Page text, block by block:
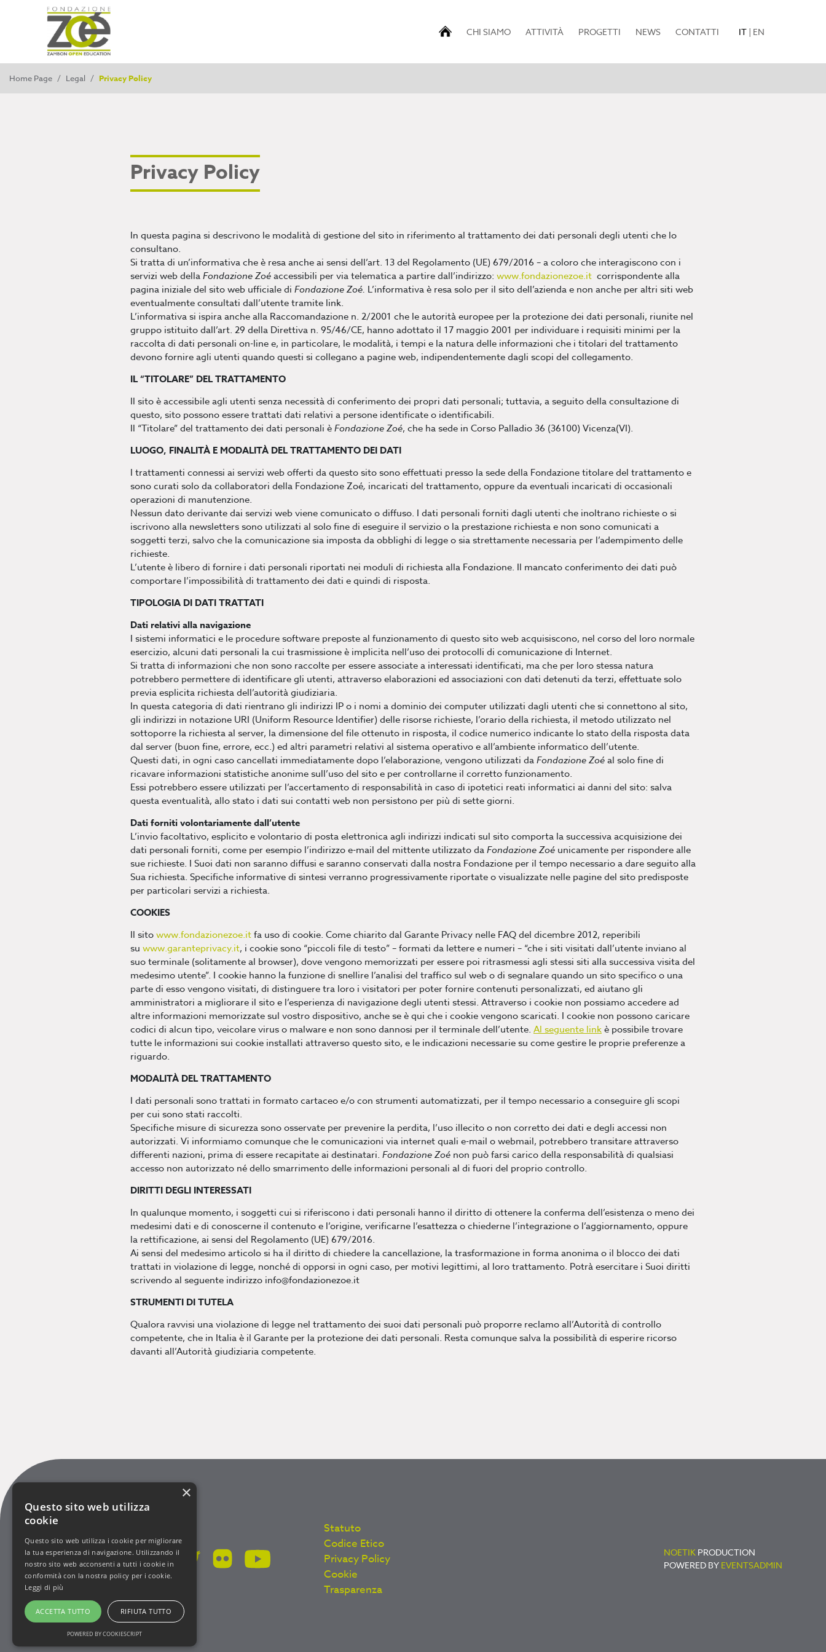
CHI SIAMO ATTIVITÀ PROGETTI NEWS CONTATTI IT | EN
Home Page / Legal / Privacy Policy
Privacy Policy
In questa pagina si descrivono le modalità di gestione del sito in riferimento al trattamento dei dati personali degli utenti che lo
consultano.
Si tratta di un’informativa che è resa anche ai sensi dell’art. 13 del Regolamento (UE) 679/2016 – a coloro che interagiscono con i
servizi web dellaFondazione Zoéaccessibili per via telematica a partire dall’indirizzo: www.fondazionezoe.it corrispondente alla
pagina iniziale del sito web ufficiale di Fondazione Zoé. L’informativa è resa solo per il sito dell’azienda e non anche per altri siti web
eventualmente consultati dall’utente tramite link.
L’informativa si ispira anche alla Raccomandazione n. 2/2001 che le autorità europee per la protezione dei dati personali, riunite nel
gruppo istituito dall’art. 29 della Direttiva n. 95/46/CE, hanno adottato il 17 maggio 2001 per individuare i requisiti minimi per la
raccolta di dati personali on-line e, in particolare, le modalità, i tempi e la natura delle informazioni che i titolari del trattamento
devono fornire agli utenti quando questi si collegano a pagine web, indipendentemente dagli scopi del collegamento.
IL “TITOLARE” DEL TRATTAMENTO
Il sito è accessibile agli utenti senza necessità di conferimento dei propri dati personali; tuttavia, a seguito della consultazione di
questo, sito possono essere trattati dati relativi a persone identificate o identificabili.
Il “Titolare” del trattamento dei dati personali èFondazione Zoé, che ha sede in Corso Palladio 36 (36100) Vicenza(VI).
LUOGO, FINALITÀ E MODALITÀ DEL TRATTAMENTO DEI DATI
I trattamenti connessi ai servizi web offerti da questo sito sono effettuati presso la sede della Fondazione titolare del trattamento e
sono curati solo da collaboratori della Fondazione Zoé, incaricati del trattamento, oppure da eventuali incaricati di occasionali
operazioni di manutenzione.
Nessun dato derivante dai servizi web viene comunicato o diffuso. I dati personali forniti dagli utenti che inoltrano richieste o si
iscrivono alla newsletters sono utilizzati al solo fine di eseguire il servizio o la prestazione richiesta e non sono comunicati a
soggetti terzi, salvo che la comunicazione sia imposta da obblighi di legge o sia strettamente necessaria per l’adempimento delle
richieste.
L’utente è libero di fornire i dati personali riportati nei moduli di richiesta alla Fondazione. Il mancato conferimento dei dati può
comportare l’impossibilità di trattamento dei dati e quindi di risposta.
TIPOLOGIA DI DATI TRATTATI
Dati relativi alla navigazione
I sistemi informatici e le procedure software preposte al funzionamento di questo sito web acquisiscono, nel corso del loro normale
esercizio, alcuni dati personali la cui trasmissione è implicita nell’uso dei protocolli di comunicazione di Internet.
Si tratta di informazioni che non sono raccolte per essere associate a interessati identificati, ma che per loro stessa natura
potrebbero permettere di identificare gli utenti, attraverso elaborazioni ed associazioni con dati detenuti da terzi, effettuate solo
previa esplicita richiesta dell’autorità giudiziaria.
In questa categoria di dati rientrano gli indirizzi IP o i nomi a dominio dei computer utilizzati dagli utenti che si connettono al sito,
gli indirizzi in notazione URI (Uniform Resource Identifier) delle risorse richieste, l’orario della richiesta, il metodo utilizzato nel
sottoporre la richiesta al server, la dimensione del file ottenuto in risposta, il codice numerico indicante lo stato della risposta data
dal server (buon fine, errore, ecc.) ed altri parametri relativi al sistema operativo e all’ambiente informatico dell’utente.
Questi dati, in ogni caso cancellati immediatamente dopo l’elaborazione, vengono utilizzati daFondazione Zoéal solo fine di
ricavare informazioni statistiche anonime sull’uso del sito e per controllarne il corretto funzionamento.
Essi potrebbero essere utilizzati per l’accertamento di responsabilità in caso di ipotetici reati informatici ai danni del sito: salva
questa eventualità, allo stato i dati sui contatti web non persistono per più di sette giorni.
Dati forniti volontariamente dall’utente
L’invio facoltativo, esplicito e volontario di posta elettronica agli indirizzi indicati sul sito comporta la successiva acquisizione dei
dati personali forniti, come per esempio l’indirizzo e-mail del mittente utilizzato daFondazione Zoé unicamente per rispondere alle
sue richieste. I Suoi dati non saranno diffusi e saranno conservati dalla nostra Fondazione per il tempo necessario a dare seguito alla
Sua richiesta. Specifiche informative di sintesi verranno progressivamente riportate o visualizzate nelle pagine del sito predisposte
per particolari servizi a richiesta.
COOKIES
Il sitowww.fondazionezoe.itfa uso di cookie. Come chiarito dal Garante Privacy nelle FAQ del dicembre 2012, reperibili
su www.garanteprivacy.it, i cookie sono “piccoli file di testo” – formati da lettere e numeri – “che i siti visitati dall’utente inviano al
suo terminale (solitamente al browser), dove vengono memorizzati per essere poi ritrasmessi agli stessi siti alla successiva visita del
medesimo utente”. I cookie hanno la funzione di snellire l’analisi del traffico sul web o di segnalare quando un sito specifico o una
parte di esso vengono visitati, di distinguere tra loro i visitatori per poter fornire contenuti personalizzati, ed aiutano gli
amministratori a migliorare il sito e l’esperienza di navigazione degli utenti stessi. Attraverso i cookie non possiamo accedere ad
altre informazioni memorizzate sul vostro dispositivo, anche se è qui che i cookie vengono scaricati. I cookie non possono caricare
codici di alcun tipo, veicolare virus o malware e non sono dannosi per il terminale dell’utente. Al seguente linkè possibile trovare
tutte le informazioni sui cookie installati attraverso questo sito, e le indicazioni necessarie su come gestire le proprie preferenze a
riguardo.
MODALITÀ DEL TRATTAMENTO
I dati personali sono trattati in formato cartaceo e/o con strumenti automatizzati, per il tempo necessario a conseguire gli scopi
per cui sono stati raccolti.
Specifiche misure di sicurezza sono osservate per prevenire la perdita, l’uso illecito o non corretto dei dati e degli accessi non
autorizzati. Vi informiamo comunque che le comunicazioni via internet quali e-mail o webmail, potrebbero transitare attraverso
differenti nazioni, prima di essere recapitate ai destinatari. Fondazione Zoé non può farsi carico della responsabilità di qualsiasi
accesso non autorizzato né dello smarrimento delle informazioni personali al di fuori del proprio controllo.
DIRITTI DEGLI INTERESSATI
In qualunque momento, i soggetti cui si riferiscono i dati personali hanno il diritto di ottenere la conferma dell’esistenza o meno dei
medesimi dati e di conoscerne il contenuto e l’origine, verificarne l’esattezza o chiederne l’integrazione o l’aggiornamento, oppure
la rettificazione, ai sensi del Regolamento (UE) 679/2016.
Ai sensi del medesimo articolo si ha il diritto di chiedere la cancellazione, la trasformazione in forma anonima o il blocco dei dati
trattati in violazione di legge, nonché di opporsi in ogni caso, per motivi legittimi, al loro trattamento. Potrà esercitare i Suoi diritti
scrivendo al seguente indirizzo info@fondazionezoe.it
STRUMENTI DI TUTELA
Qualora ravvisi una violazione di legge nel trattamento dei suoi dati personali può proporre reclamo all’Autorità di controllo
competente, che in Italia è il Garante per la protezione dei dati personali. Resta comunque salva la possibilità di esperire ricorso
davanti all’Autorità giudiziaria competente.
Statuto
Codice Etico
Privacy Policy
Cookie
Trasparenza
NOETIK PRODUCTION
POWERED BY EVENTSADMIN
×
Questo sito web utilizza
cookie
Questo sito web utilizza i cookie per migliorare
la tua esperienza di navigazione. Utilizzando il
nostro sito web acconsenti a tutti i cookie in
conformità con la nostra policy per i cookie.
Leggi di più
ACCETTA TUTTO RIFIUTA TUTTO
POWERED BY COOKIESCRIPT